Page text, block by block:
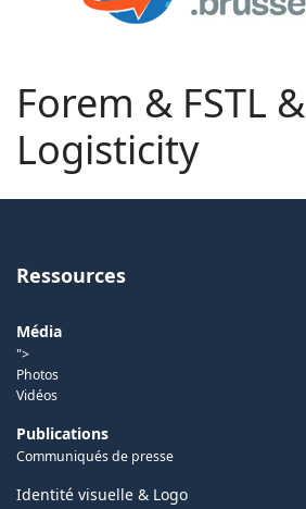
Forem & FSTL &
Logisticity
Ressources
Média
">
Photos
Vidéos
Publications
Communiqués de presse
Identité visuelle & Logo